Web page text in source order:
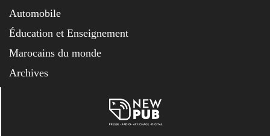
Automobile
Éducation et Enseignement
Marocains du monde
Archives